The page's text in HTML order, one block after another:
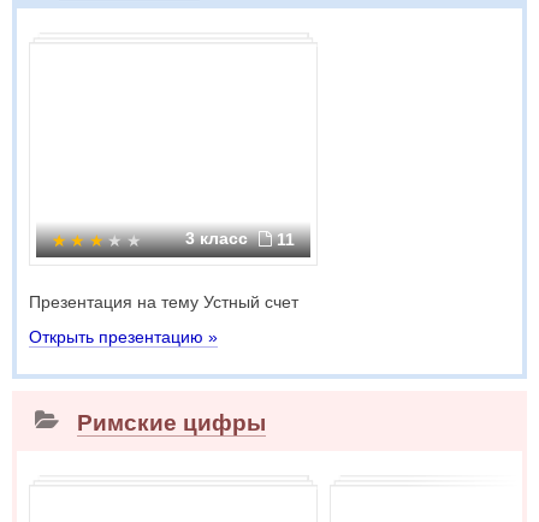
3 класс 11
Презентация на тему Устный счет
Открыть презентацию »
Римские цифры